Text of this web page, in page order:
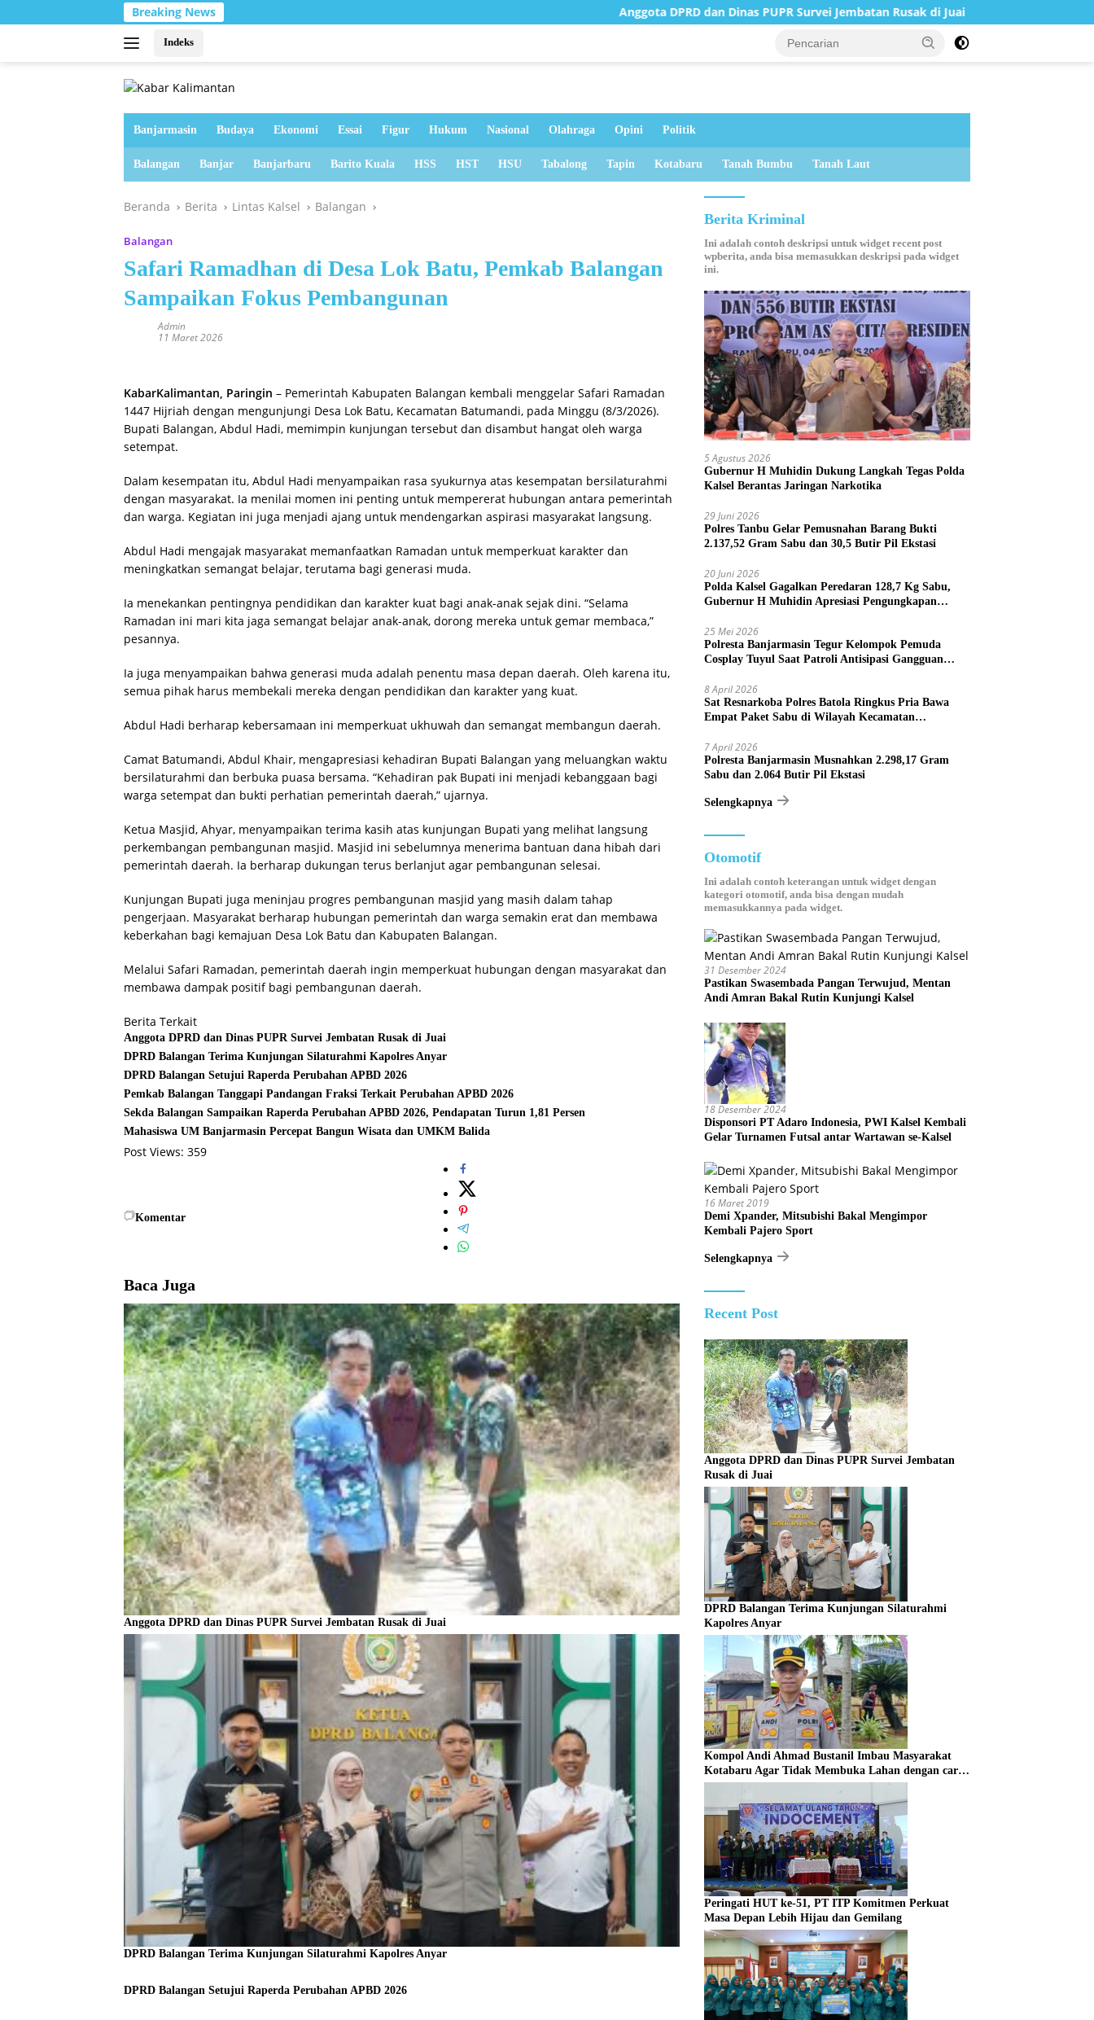
ke
Breaking News Anggota DPRD dan Dinas PUPR Survei Jembatan Rusak di Juai DPRD Balangan Terima
Indeks
Banjarmasin Budaya Ekonomi Essai Figur Hukum Nasional Olahraga Opini Politik
Balangan Banjar Banjarbaru Barito Kuala HSS HST HSU Tabalong Tapin Kotabaru Tanah Bumbu Tanah Laut
Beranda Berita Lintas Kalsel Balangan
Balangan
Safari Ramadhan di Desa Lok Batu, Pemkab Balangan
Sampaikan Fokus Pembangunan
Admin
11 Maret 2026
KabarKalimantan, Paringin – Pemerintah Kabupaten Balangan kembali menggelar Safari Ramadan
1447 Hijriah dengan mengunjungi Desa Lok Batu, Kecamatan Batumandi, pada Minggu (8/3/2026).
Bupati Balangan, Abdul Hadi, memimpin kunjungan tersebut dan disambut hangat oleh warga
setempat.
Dalam kesempatan itu, Abdul Hadi menyampaikan rasa syukurnya atas kesempatan bersilaturahmi
dengan masyarakat. Ia menilai momen ini penting untuk mempererat hubungan antara pemerintah
dan warga. Kegiatan ini juga menjadi ajang untuk mendengarkan aspirasi masyarakat langsung.
Abdul Hadi mengajak masyarakat memanfaatkan Ramadan untuk memperkuat karakter dan
meningkatkan semangat belajar, terutama bagi generasi muda.
Ia menekankan pentingnya pendidikan dan karakter kuat bagi anak-anak sejak dini. “Selama
Ramadan ini mari kita jaga semangat belajar anak-anak, dorong mereka untuk gemar membaca,”
pesannya.
Ia juga menyampaikan bahwa generasi muda adalah penentu masa depan daerah. Oleh karena itu,
semua pihak harus membekali mereka dengan pendidikan dan karakter yang kuat.
Abdul Hadi berharap kebersamaan ini memperkuat ukhuwah dan semangat membangun daerah.
Camat Batumandi, Abdul Khair, mengapresiasi kehadiran Bupati Balangan yang meluangkan waktu
bersilaturahmi dan berbuka puasa bersama. “Kehadiran pak Bupati ini menjadi kebanggaan bagi
warga setempat dan bukti perhatian pemerintah daerah,” ujarnya.
Ketua Masjid, Ahyar, menyampaikan terima kasih atas kunjungan Bupati yang melihat langsung
perkembangan pembangunan masjid. Masjid ini sebelumnya menerima bantuan dana hibah dari
pemerintah daerah. Ia berharap dukungan terus berlanjut agar pembangunan selesai.
Kunjungan Bupati juga meninjau progres pembangunan masjid yang masih dalam tahap
pengerjaan. Masyarakat berharap hubungan pemerintah dan warga semakin erat dan membawa
keberkahan bagi kemajuan Desa Lok Batu dan Kabupaten Balangan.
Melalui Safari Ramadan, pemerintah daerah ingin memperkuat hubungan dengan masyarakat dan
membawa dampak positif bagi pembangunan daerah.
Berita Terkait
Anggota DPRD dan Dinas PUPR Survei Jembatan Rusak di Juai
DPRD Balangan Terima Kunjungan Silaturahmi Kapolres Anyar
DPRD Balangan Setujui Raperda Perubahan APBD 2026
Pemkab Balangan Tanggapi Pandangan Fraksi Terkait Perubahan APBD 2026
Sekda Balangan Sampaikan Raperda Perubahan APBD 2026, Pendapatan Turun 1,81 Persen
Mahasiswa UM Banjarmasin Percepat Bangun Wisata dan UMKM Balida
Post Views: 359
Komentar
Baca Juga
Anggota DPRD dan Dinas PUPR Survei Jembatan Rusak di Juai
DPRD Balangan Terima Kunjungan Silaturahmi Kapolres Anyar
DPRD Balangan Setujui Raperda Perubahan APBD 2026
Berita Kriminal
Ini adalah contoh deskripsi untuk widget recent post
wpberita, anda bisa memasukkan deskripsi pada widget
ini.
5 Agustus 2026
Gubernur H Muhidin Dukung Langkah Tegas Polda
Kalsel Berantas Jaringan Narkotika
29 Juni 2026
Polres Tanbu Gelar Pemusnahan Barang Bukti
2.137,52 Gram Sabu dan 30,5 Butir Pil Ekstasi
20 Juni 2026
Polda Kalsel Gagalkan Peredaran 128,7 Kg Sabu,
Gubernur H Muhidin Apresiasi Pengungkapan
25 Mei 2026
Polresta Banjarmasin Tegur Kelompok Pemuda
Cosplay Tuyul Saat Patroli Antisipasi Gangguan
8 April 2026
Sat Resnarkoba Polres Batola Ringkus Pria Bawa
Empat Paket Sabu di Wilayah Kecamatan
7 April 2026
Polresta Banjarmasin Musnahkan 2.298,17 Gram
Sabu dan 2.064 Butir Pil Ekstasi
Selengkapnya
Otomotif
Ini adalah contoh keterangan untuk widget dengan
kategori otomotif, anda bisa dengan mudah
memasukkannya pada widget.
31 Desember 2024
Pastikan Swasembada Pangan Terwujud, Mentan
Andi Amran Bakal Rutin Kunjungi Kalsel
18 Desember 2024
Disponsori PT Adaro Indonesia, PWI Kalsel Kembali
Gelar Turnamen Futsal antar Wartawan se-Kalsel
16 Maret 2019
Demi Xpander, Mitsubishi Bakal Mengimpor
Kembali Pajero Sport
Selengkapnya
Recent Post
Anggota DPRD dan Dinas PUPR Survei Jembatan
Rusak di Juai
DPRD Balangan Terima Kunjungan Silaturahmi
Kapolres Anyar
Kompol Andi Ahmad Bustanil Imbau Masyarakat
Kotabaru Agar Tidak Membuka Lahan dengan cara
Membakar
Peringati HUT ke-51, PT ITP Komitmen Perkuat
Masa Depan Lebih Hijau dan Gemilang